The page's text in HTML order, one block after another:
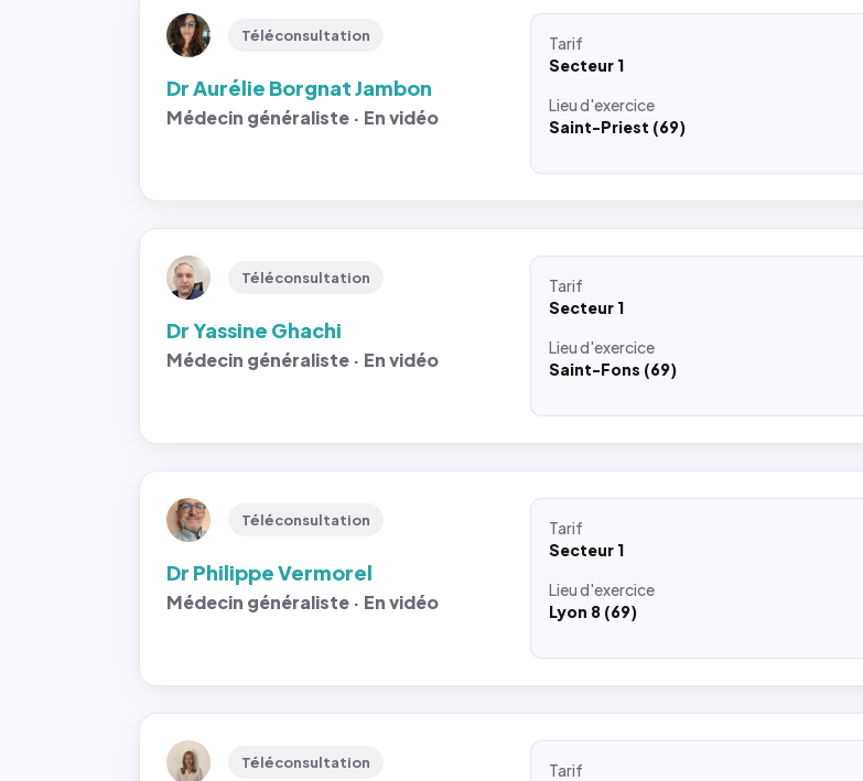
Téléconsultation
Dr Aurélie Borgnat Jambon
Médecin généraliste · En vidéo
Tarif
Secteur 1
Lieud'exercice
Saint-Priest (69)
Téléconsultation
Dr Yassine Ghachi
Médecin généraliste · En vidéo
Tarif
Secteur 1
Lieud'exercice
Saint-Fons (69)
Téléconsultation
Dr Philippe Vermorel
Médecin généraliste · En vidéo
Tarif
Secteur 1
Lieud'exercice
Lyon 8 (69)
Téléconsultation
Tarif